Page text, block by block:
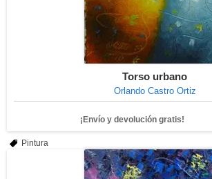
Torso urbano
Orlando Castro Ortiz
¡Envío y devolución gratis!
Pintura